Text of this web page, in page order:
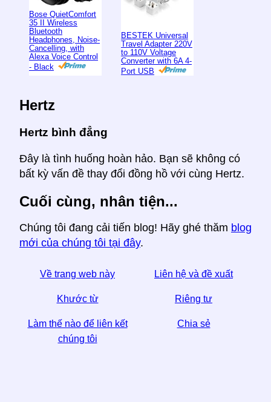
Bose QuietComfort
35 II Wireless
Bluetooth
Headphones, Noise-
Cancelling, with
Alexa Voice Control
- Black
BESTEK Universal
Travel Adapter 220V
to 110V Voltage
Converter with 6A 4-
Port USB
Hertz
Hertz bình đẳng
Đây là tình huống hoàn hảo. Bạn sẽ không có
bất kỳ vấn đề thay đổi đồng hồ với cùng Hertz.
Cuối cùng, nhân tiện...
Chúng tôi đang cải tiến blog! Hãy ghé thăm blog
mới của chúng tôi tại đây.
Về trang web này Liên hệ và đề xuất
Khước từ Riêng tư
Làm thế nào để liên kết
chúng tôi
Chia sẻ